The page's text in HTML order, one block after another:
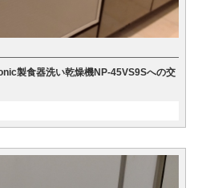
製食器洗い乾燥機NP-45VS9Sへの交